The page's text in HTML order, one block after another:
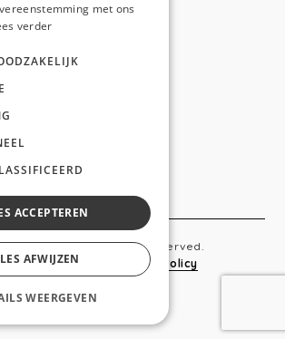
© 2019 Anso. All rights reserved.
-Privacy Policy Cookie Policy
webdesigned by
met ons
verder
ACCEPTEREN
AFWIJZEN
WEERGEVEN